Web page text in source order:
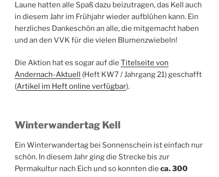
Laune hatten alle Spaß dazu beizutragen, das Kell auch
in diesem Jahr im Frühjahr wieder aufblühen kann. Ein
herzliches Dankeschön an alle, die mitgemacht haben
und an den VVK für die vielen Blumenzwiebeln!
Die Aktion hat es sogar auf die Titelseite von
Andernach-Aktuell
(Heft KW7 / Jahrgang 21) geschafft
(Artikel im Heft online verfügbar).
Winterwandertag Kell
Ein Winterwandertag bei Sonnenschein ist einfach nur
schön. In diesem Jahr ging die Strecke bis zur
Permakultur nach Eich und so konnten die ca. 300